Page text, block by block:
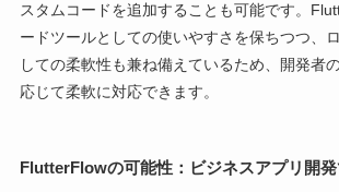
スタムコードを追加することも可能です。
ードツールとしての使いやすさを保ちつつ、
しての柔軟性も兼ね備えているため、開発者
応じて柔軟に対応できます。
FlutterFlowの可能性：ビジネスアプリ開